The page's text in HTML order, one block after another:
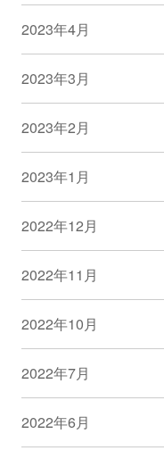
2023年4月
2023年3月
2023年2月
2023年1月
2022年12月
2022年11月
2022年10月
2022年7月
2022年6月